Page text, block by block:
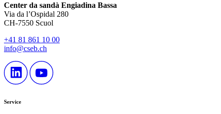
Center da sandà Engiadina Bassa
Via da l’Ospidal 280
CH-7550 Scuol
+41 81 861 10 00
info@cseb.ch
Service